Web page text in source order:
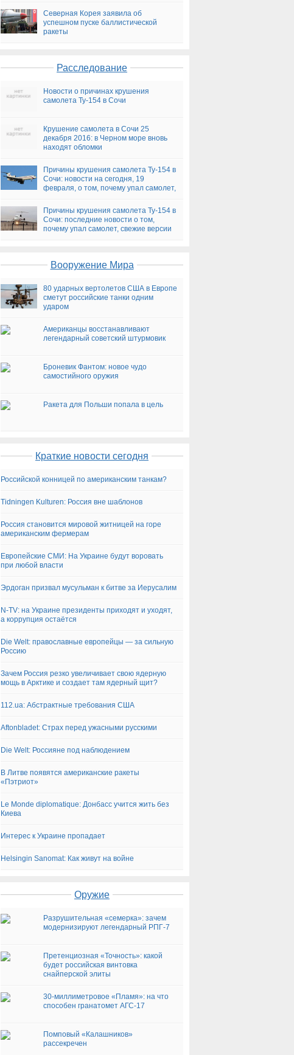
Северная Корея заявила об
успешном пуске баллистической
ракеты
Расследование
Новости о причинах крушения
самолета Ту-154 в Сочи
Крушение самолета в Сочи 25
декабря 2016: в Черном море вновь
находят обломки
Причины крушения самолета Ту-154 в
Сочи: новости на сегодня, 19
февраля, о том, почему упал самолет,
Причины крушения самолета Ту-154 в
Сочи: последние новости о том,
почему упал самолет, свежие версии
Вооружение Мира
80 ударных вертолетов США в Европе
сметут российские танки одним
ударом
Американцы восстанавливают
легендарный советский штурмовик
Броневик Фантом: новое чудо
самостийного оружия
Ракета для Польши попала в цель
Краткие новости сегодня
Российской конницей по американским танкам?
Tidningen Kulturen: Россия вне шаблонов
Россия становится мировой житницей на горе
американским фермерам
Европейские СМИ: На Украине будут воровать
при любой власти
Эрдоган призвал мусульман к битве за Иерусалим
N-TV: на Украине президенты приходят и уходят,
а коррупция остаётся
Die Welt: православные европейцы — за сильную
Россию
Зачем Россия резко увеличивает свою ядерную
мощь в Арктике и создает там ядерный щит?
112.ua: Абстрактные требования США
Aftonbladet: Страх перед ужасными русскими
Die Welt: Россияне под наблюдением
В Литве появятся американские ракеты
«Пэтриот»
Le Monde diplomatique: Донбасс учится жить без
Киева
Интерес к Украине пропадает
Helsingin Sanomat: Как живут на войне
Оружие
Разрушительная «семерка»: зачем
модернизируют легендарный РПГ-7
Претенциозная «Точность»: какой
будет российская винтовка
снайперской элиты
30-миллиметровое «Пламя»: на что
способен гранатомет АГС-17
Помповый «Калашников»
рассекречен